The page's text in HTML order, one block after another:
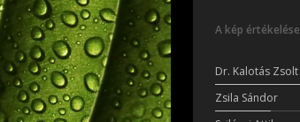
A kép értékelése
Dr. Kalotás Zsolt
Zsila Sándor